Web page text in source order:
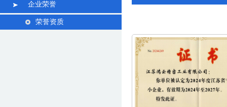
企业荣誉
荣誉资质